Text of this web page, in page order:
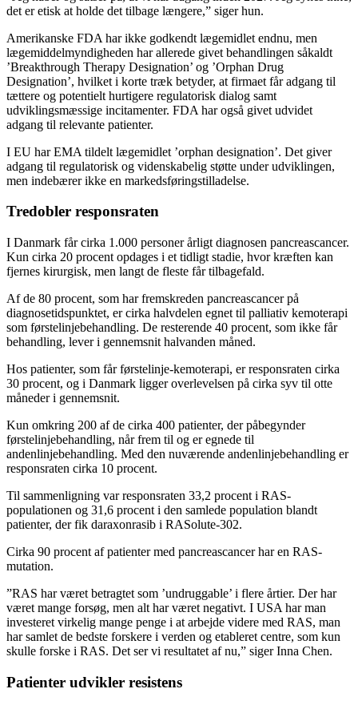
det er etisk at holde det tilbage længere,” siger hun.
Amerikanske FDA har ikke godkendt lægemidlet endnu, men
lægemiddelmyndigheden har allerede givet behandlingen såkaldt
’Breakthrough Therapy Designation’ og ’Orphan Drug
Designation’, hvilket i korte træk betyder, at firmaet får adgang til
tættere og potentielt hurtigere regulatorisk dialog samt
udviklingsmæssige incitamenter. FDA har også givet udvidet
adgang til relevante patienter.
I EU har EMA tildelt lægemidlet ’orphan designation’. Det giver
adgang til regulatorisk og videnskabelig støtte under udviklingen,
men indebærer ikke en markedsføringstilladelse.
Tredobler responsraten
I Danmark får cirka 1.000 personer årligt diagnosen pancreascancer.
Kun cirka 20 procent opdages i et tidligt stadie, hvor kræften kan
fjernes kirurgisk, men langt de fleste får tilbagefald.
Af de 80 procent, som har fremskreden pancreascancer på
diagnosetidspunktet, er cirka halvdelen egnet til palliativ kemoterapi
som førstelinjebehandling. De resterende 40 procent, som ikke får
behandling, lever i gennemsnit halvanden måned.
Hos patienter, som får førstelinje-kemoterapi, er responsraten cirka
30 procent, og i Danmark ligger overlevelsen på cirka syv til otte
måneder i gennemsnit.
Kun omkring 200 af de cirka 400 patienter, der påbegynder
førstelinjebehandling, når frem til og er egnede til
andenlinjebehandling. Med den nuværende andenlinjebehandling er
responsraten cirka 10 procent.
Til sammenligning var responsraten 33,2 procent i RAS-
populationen og 31,6 procent i den samlede population blandt
patienter, der fik daraxonrasib i RASolute-302.
Cirka 90 procent af patienter med pancreascancer har en RAS-
mutation.
”RAS har været betragtet som ’undruggable’ i flere årtier. Der har
været mange forsøg, men alt har været negativt. I USA har man
investeret virkelig mange penge i at arbejde videre med RAS, man
har samlet de bedste forskere i verden og etableret centre, som kun
skulle forske i RAS. Det ser vi resultatet af nu,” siger Inna Chen.
Patienter udvikler resistens